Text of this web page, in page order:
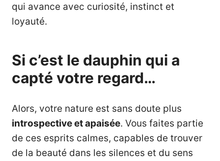
qui avance avec curiosité, instinct et
loyauté.
Si c’est le dauphin qui a
capté votre regard…
Alors, votre nature est sans doute plus
introspective et apaisée. Vous faites partie
de ces esprits calmes, capables de trouver
de la beauté dans les silences et du sens